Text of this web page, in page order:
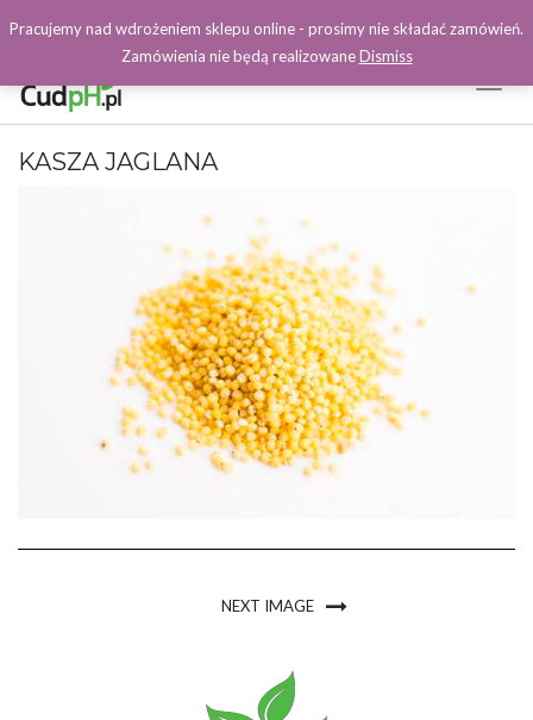
Facebook
KASZA JAGLANA
NEXT IMAGE
Pracujemy nad wdrożeniem sklepu online - prosimy nie składać zamówień.
Zamówienia nie będą realizowaneDismiss